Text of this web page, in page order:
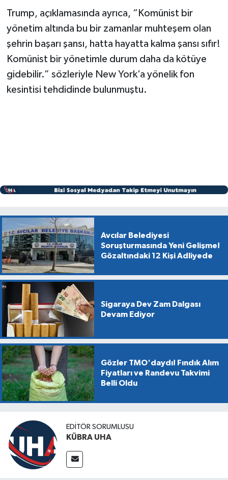
Trump, açıklamasında ayrıca, “Komünist bir
yönetim altında bu bir zamanlar muhteşem olan
şehrin başarı şansı, hatta hayatta kalma şansı sıfır!
Komünist bir yönetimle durum daha da kötüye
gidebilir.” sözleriyle New York’a yönelik fon
kesintisi tehdidinde bulunmuştu.
Avcılar Belediyesi
Soruşturmasında Yeni Gelişme!
Gözaltındaki 12 Kişi Adliyede
Sigaraya Dev Zam Dalgası
Devam Ediyor
Gözler TMO'daydı! Fındık Alım
Fiyatları ve Randevu Takvimi
Belli Oldu
EDİTÖR SORUMLUSU
KÜBRA UHA